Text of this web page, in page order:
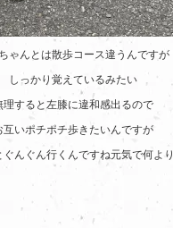
ゃんとは散歩コース違うんですが
しっかり覚えているみたい
理すると左膝に違和感出るので
互いポチポチ歩きたいんですが
ぐんぐん行くんですね元気で何より